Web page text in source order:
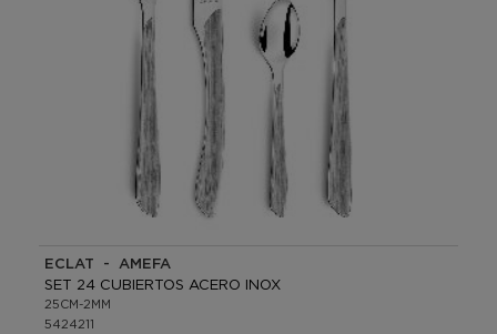
ECLAT - AMEFA
SET 24 CUBIERTOS ACERO INOX
25CM-2MM
5424211